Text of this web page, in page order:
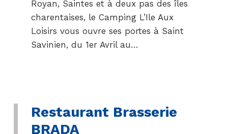
Royan, Saintes et à deux pas des îles
charentaises, le Camping L’Ile Aux
Loisirs vous ouvre ses portes à Saint
Savinien, du 1er Avril au…
Restaurant Brasserie
BRADA